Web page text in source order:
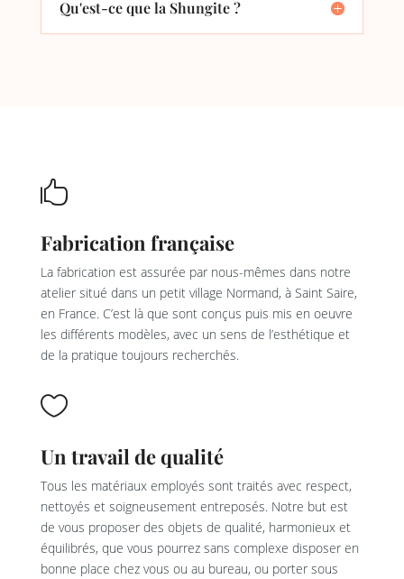
Qu'est-ce que la Shungite ?

Fabrication française
La fabrication est assurée par nous-mêmes dans notre
atelier situé dans un petit village Normand, à Saint Saire,
en France. C’est là que sont conçus puis mis en oeuvre
les différents modèles, avec un sens de l’esthétique et
de la pratique toujours recherchés.

Un travail de qualité
Tous les matériaux employés sont traités avec respect,
nettoyés et soigneusement entreposés. Notre but est
de vous proposer des objets de qualité, harmonieux et
équilibrés, que vous pourrez sans complexe disposer en
bonne place chez vous ou au bureau, ou porter sous